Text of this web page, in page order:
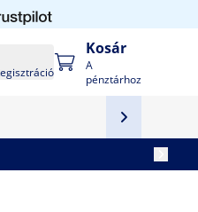
Kosár
A
pénztárhoz